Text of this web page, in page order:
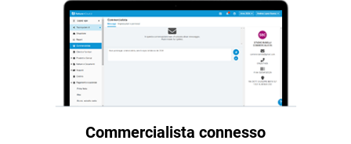
Commercialista connesso